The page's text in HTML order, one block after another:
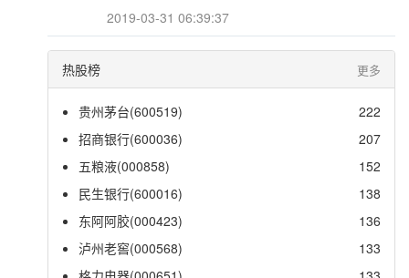
2019-03-31 06:39:37
热股榜 更多
贵州茅台(600519)
222
招商银行(600036)
207
五粮液(000858)
152
民生银行(600016)
138
东阿阿胶(000423)
136
泸州老窖(000568)
133